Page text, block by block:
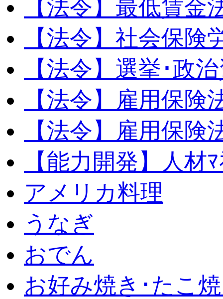
【法令】最低賃金
【法令】社会保険
【法令】選挙･政
【法令】雇用保険
【法令】雇用保険
【能力開発】人材
アメリカ料理
うなぎ
おでん
お好み焼き･たこ